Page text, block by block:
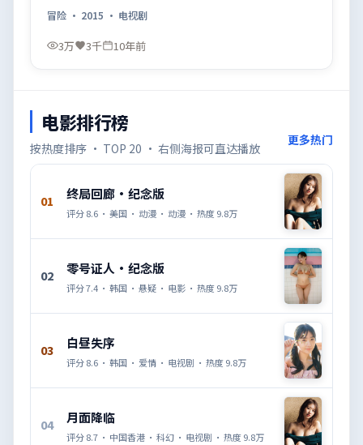
冒险 · 2015 · 电视剧
3万 3千 10年前
电影排行榜
按热度排序 · TOP 20 · 右侧海报可直达播放
更多热门
01 终局回廊·纪念版
评分8.6 · 美国 · 动漫 · 动漫 · 热度9.8万
02 零号证人·纪念版
评分7.4 · 韩国 · 悬疑 · 电影 · 热度9.8万
03 白昼失序
评分8.6 · 韩国 · 爱情 · 电视剧 · 热度9.8万
04 月面降临
评分8.7 · 中国香港 · 科幻 · 电视剧 · 热度9.8万